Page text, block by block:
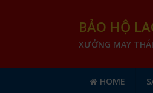
BẢO HỘ
XƯỞNG MAY
HOME